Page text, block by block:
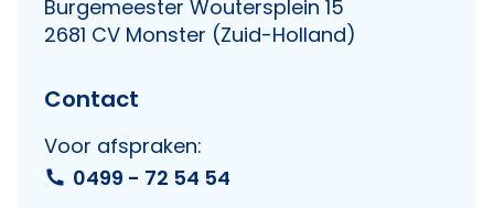
Burgemeester Woutersplein 15
2681 CV Monster (Zuid-Holland)
Contact
Voor afspraken:
0499 - 72 54 54